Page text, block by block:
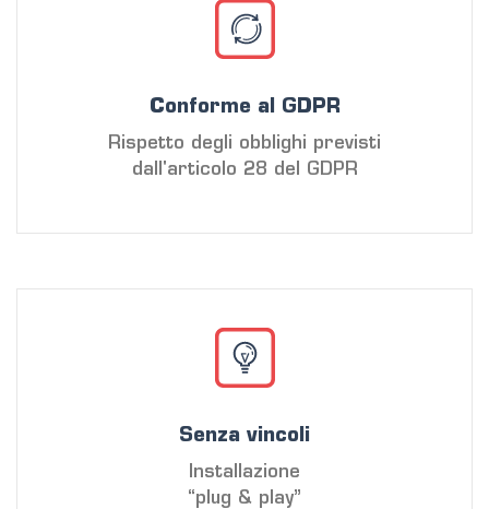
Conforme al GDPR
Rispetto degli obblighi previsti
dall'articolo 28 del GDPR
Senza vincoli
Installazione
“plug & play”